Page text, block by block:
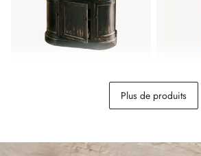
Porte
Vulmont
Plus de produits